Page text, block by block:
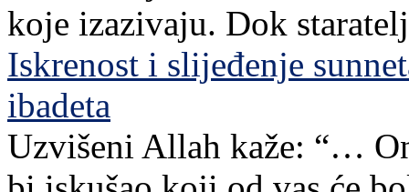
koje izazivaju. Dok
Iskrenost i slijeđenje
ibadeta
Uzvišeni Allah kaže: “…